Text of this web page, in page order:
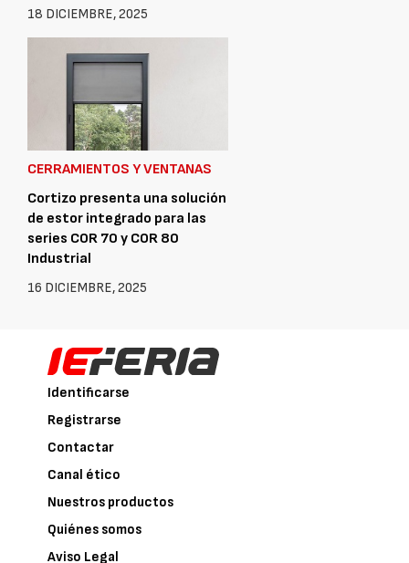
18 DICIEMBRE, 2025
CERRAMIENTOS Y VENTANAS
Cortizo presenta una solución
de estor integrado para las
series COR 70 y COR 80
Industrial
16 DICIEMBRE, 2025
Identificarse
Registrarse
Contactar
Canal ético
Nuestros productos
Quiénes somos
Aviso Legal